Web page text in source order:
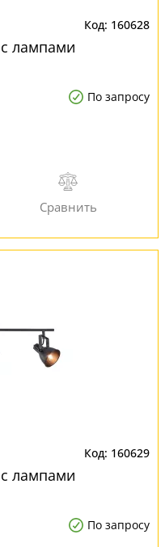
160628
с лампами
По запросу
160629
с лампами
По запросу